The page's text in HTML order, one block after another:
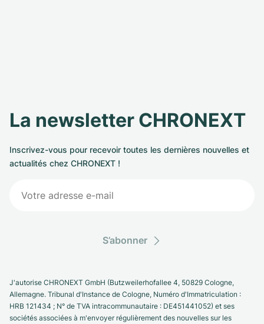
La newsletter CHRONEXT
Inscrivez-vous pour recevoir toutes les dernières nouvelles et
actualités chez CHRONEXT !
S’abonner
J'autorise CHRONEXT GmbH (Butzweilerhofallee 4, 50829 Cologne,
Allemagne. Tribunal d'Instance de Cologne, Numéro d'Immatriculation :
HRB 121434 ; N° de TVA intracommunautaire : DE451441052) et ses
sociétés associées à m'envoyer régulièrement des nouvelles sur les